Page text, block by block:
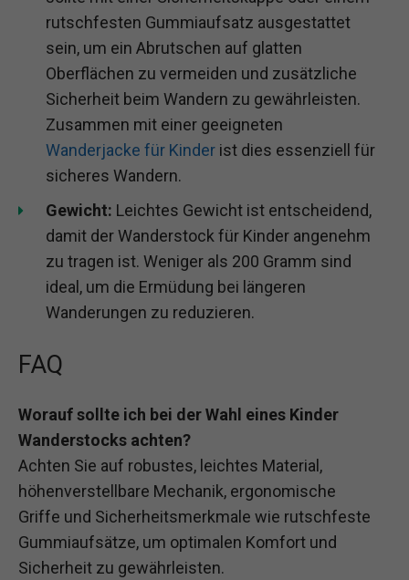
rutschfesten Gummiaufsatz ausgestattet
sein, um ein Abrutschen auf glatten
Oberflächen zu vermeiden und zusätzliche
Sicherheit beim Wandern zu gewährleisten.
Zusammen mit einer geeigneten
Wanderjacke für Kinder ist dies essenziell für
sicheres Wandern.
Gewicht: Leichtes Gewicht ist entscheidend,
damit der Wanderstock für Kinder angenehm
zu tragen ist. Weniger als 200 Gramm sind
ideal, um die Ermüdung bei längeren
Wanderungen zu reduzieren.
FAQ
Worauf sollte ich bei der Wahl eines Kinder
Wanderstocks achten?
Achten Sie auf robustes, leichtes Material,
höhenverstellbare Mechanik, ergonomische
Griffe und Sicherheitsmerkmale wie rutschfeste
Gummiaufsätze, um optimalen Komfort und
Sicherheit zu gewährleisten.